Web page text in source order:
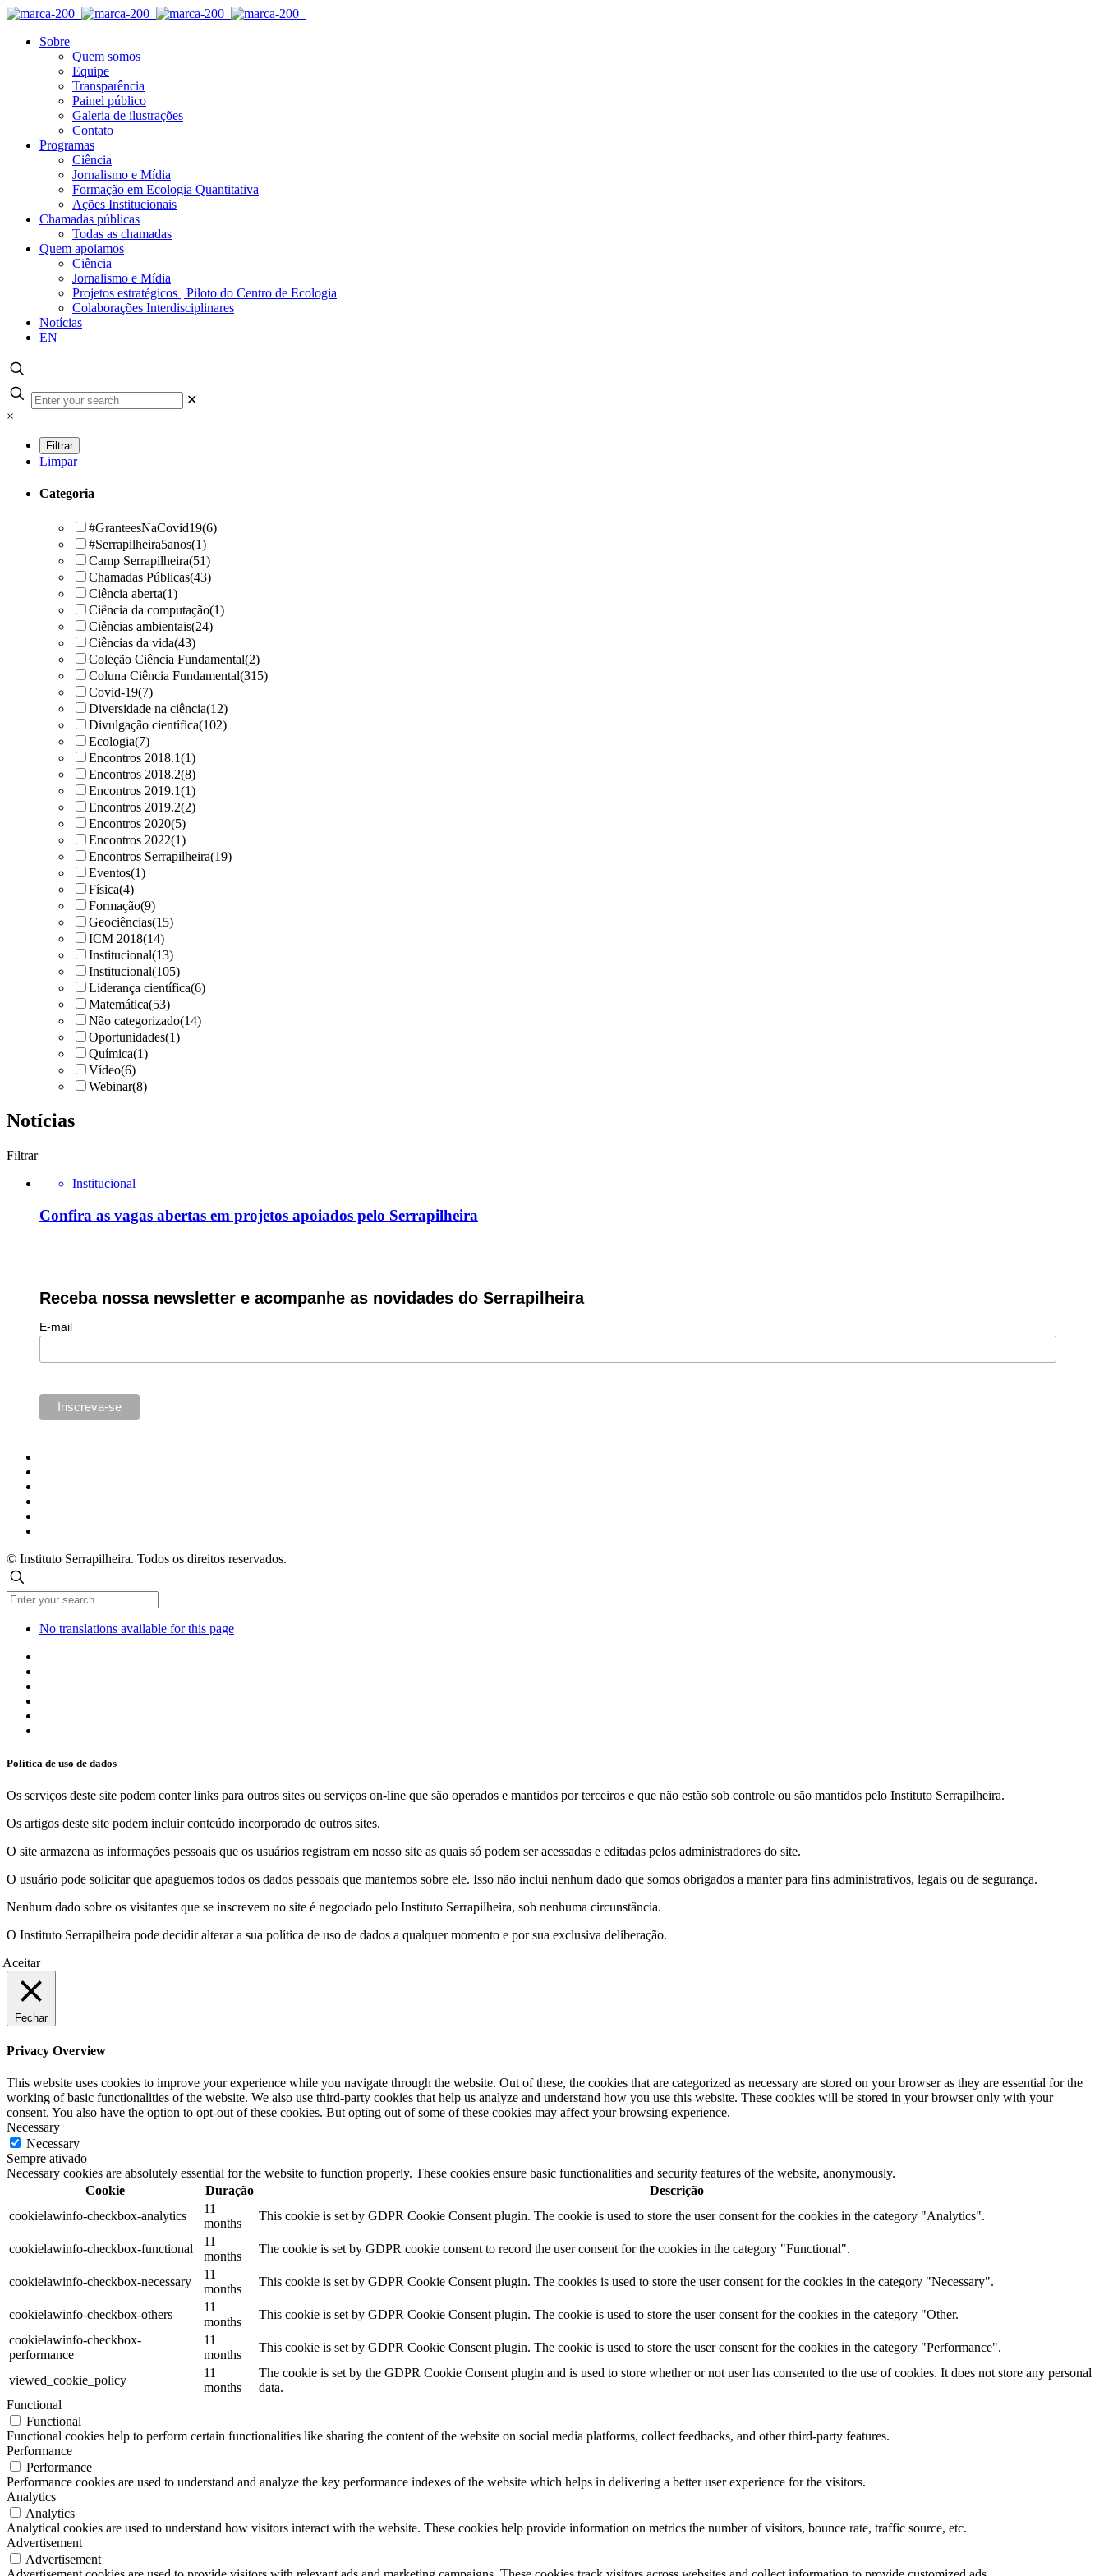
Sobre
Quem somos
Equipe
Transparência
Painel público
Galeria de ilustrações
Contato
Programas
Ciência
Jornalismo e Mídia
Formação em Ecologia Quantitativa
Ações Institucionais
Chamadas públicas
Todas as chamadas
Quem apoiamos
Ciência
Jornalismo e Mídia
Projetos estratégicos | Piloto do Centro de Ecologia
Colaborações Interdisciplinares
Notícias
EN
✕
×
Limpar
Categoria
#GranteesNaCovid19(6)
#Serrapilheira5anos(1)
Camp Serrapilheira(51)
Chamadas Públicas(43)
Ciência aberta(1)
Ciência da computação(1)
Ciências ambientais(24)
Ciências da vida(43)
Coleção Ciência Fundamental(2)
Coluna Ciência Fundamental(315)
Covid-19(7)
Diversidade na ciência(12)
Divulgação científica(102)
Ecologia(7)
Encontros 2018.1(1)
Encontros 2018.2(8)
Encontros 2019.1(1)
Encontros 2019.2(2)
Encontros 2020(5)
Encontros 2022(1)
Encontros Serrapilheira(19)
Eventos(1)
Física(4)
Formação(9)
Geociências(15)
ICM 2018(14)
Institucional(13)
Institucional(105)
Liderança científica(6)
Matemática(53)
Não categorizado(14)
Oportunidades(1)
Química(1)
Vídeo(6)
Webinar(8)
Notícias
Filtrar
Institucional
Confira as vagas abertas em projetos apoiados pelo Serrapilheira
Receba nossa newsletter e acompanhe as novidades do Serrapilheira
E-mail
© Instituto Serrapilheira. Todos os direitos reservados.
No translations available for this page
Política de uso de dados
Os serviços deste site podem conter links para outros sites ou serviços on-line que são operados e mantidos por terceiros e que não estão sob controle ou são mantidos pelo Instituto Serrapilheira.
Os artigos deste site podem incluir conteúdo incorporado de outros sites.
O site armazena as informações pessoais que os usuários registram em nosso site as quais só podem ser acessadas e editadas pelos administradores do site.
O usuário pode solicitar que apaguemos todos os dados pessoais que mantemos sobre ele. Isso não inclui nenhum dado que somos obrigados a manter para fins administrativos, legais ou de segurança.
Nenhum dado sobre os visitantes que se inscrevem no site é negociado pelo Instituto Serrapilheira, sob nenhuma circunstância.
O Instituto Serrapilheira pode decidir alterar a sua política de uso de dados a qualquer momento e por sua exclusiva deliberação.
Aceitar
Fechar
Privacy Overview
This website uses cookies to improve your experience while you navigate through the website. Out of these, the cookies that are categorized as necessary are stored on your browser as they are essential for the
working of basic functionalities of the website. We also use third-party cookies that help us analyze and understand how you use this website. These cookies will be stored in your browser only with your
consent. You also have the option to opt-out of these cookies. But opting out of some of these cookies may affect your browsing experience.
Necessary
Necessary
Sempre ativado
Necessary cookies are absolutely essential for the website to function properly. These cookies ensure basic functionalities and security features of the website, anonymously.
Cookie
Duração
Descrição
cookielawinfo-checkbox-analytics
11
months
This cookie is set by GDPR Cookie Consent plugin. The cookie is used to store the user consent for the cookies in the category "Analytics".
cookielawinfo-checkbox-functional
11
months
The cookie is set by GDPR cookie consent to record the user consent for the cookies in the category "Functional".
cookielawinfo-checkbox-necessary
11
months
This cookie is set by GDPR Cookie Consent plugin. The cookies is used to store the user consent for the cookies in the category "Necessary".
cookielawinfo-checkbox-others
11
months
This cookie is set by GDPR Cookie Consent plugin. The cookie is used to store the user consent for the cookies in the category "Other.
cookielawinfo-checkbox-
performance
11
months
This cookie is set by GDPR Cookie Consent plugin. The cookie is used to store the user consent for the cookies in the category "Performance".
viewed_cookie_policy
11
months
The cookie is set by the GDPR Cookie Consent plugin and is used to store whether or not user has consented to the use of cookies. It does not store any personal
data.
Functional
Functional
Functional cookies help to perform certain functionalities like sharing the content of the website on social media platforms, collect feedbacks, and other third-party features.
Performance
Performance
Performance cookies are used to understand and analyze the key performance indexes of the website which helps in delivering a better user experience for the visitors.
Analytics
Analytics
Analytical cookies are used to understand how visitors interact with the website. These cookies help provide information on metrics the number of visitors, bounce rate, traffic source, etc.
Advertisement
Advertisement